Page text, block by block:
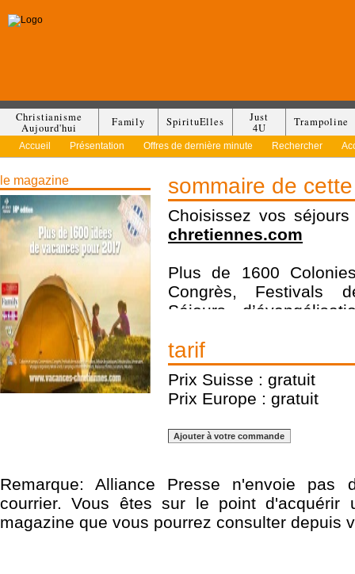
Christianisme
Aujourd'hui
Family SpirituElles
Just
4U
Trampoline
Accueil Présentation Offres de dernière minute Rechercher
le magazine sommaire de
Choisissez vos
chretiennes.com
Plus de 1600
Congrès, Festivals
Séjours
Week-ends, Campings
d’hôtes, Locations,
Plus simple et
chretiennes.com
chrétiennes en version
tarif
Prix Suisse : gratuit
Prix Europe : gratuit
Remarque: Alliance Presse n'envoie pas
courrier. Vous êtes sur le point d'acquérir
magazine que vous pourrez consulter depuis